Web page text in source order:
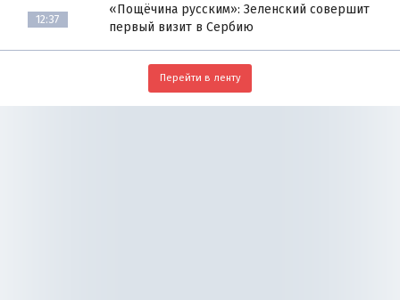
12:37
«Пощёчина русским»: Зеленский совершит
первый визит в Сербию
Перейти в ленту